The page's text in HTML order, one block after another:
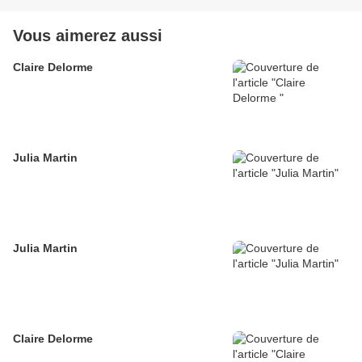
Vous aimerez aussi
Claire Delorme
Julia Martin
Julia Martin
Claire Delorme